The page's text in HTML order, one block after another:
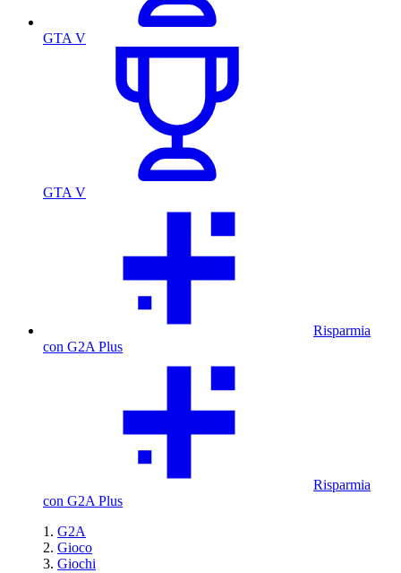
GTA V
GTA V
Risparmia
con G2A Plus
Risparmia
con G2A Plus
G2A
Gioco
Giochi